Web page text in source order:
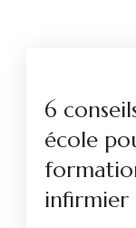
6
école
infirmier